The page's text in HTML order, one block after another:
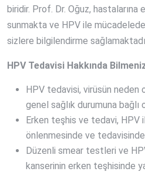
biridir. Prof. Dr. Oğuz,
sunmakta ve HPV ile
sizlere bilgilendirme
HPV Tedavisi Hakkında
HPV tedavisi, virüsün neden
genel sağlık durumuna bağlı
Erken teşhis ve tedavi, HPV
önlenmesinde ve
Düzenli smear testleri ve
kanserinin erken teşhisinde